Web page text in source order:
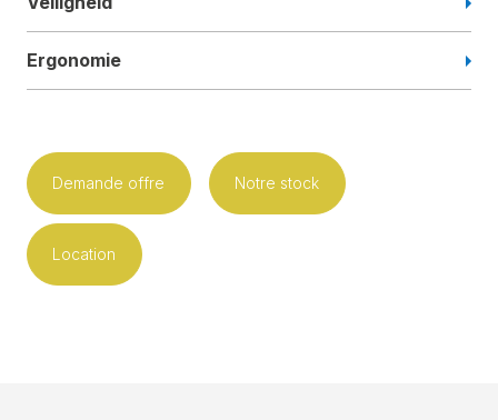
Ergonomie
Demande offre Notre stock
Location